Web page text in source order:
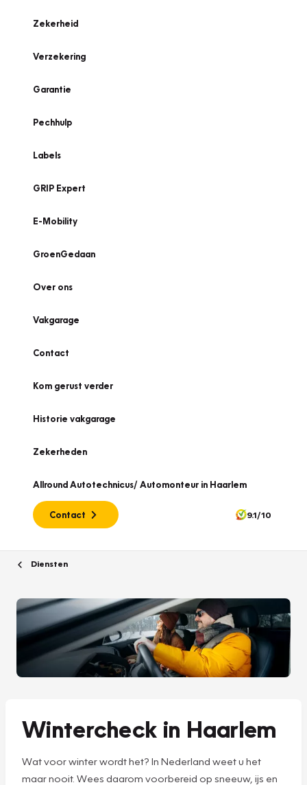
Zekerheid
Verzekering
Garantie
Pechhulp
Labels
GRIP Expert
E-Mobility
GroenGedaan
Over ons
Vakgarage
Contact
Kom gerust verder
Historie vakgarage
Zekerheden
Allround Autotechnicus/ Automonteur in Haarlem
Contact 9.1/10
Diensten
Wintercheck in Haarlem
Wat voor winter wordt het? In Nederland weet u het
maar nooit. Wees daarom voorbereid op sneeuw, ijs en